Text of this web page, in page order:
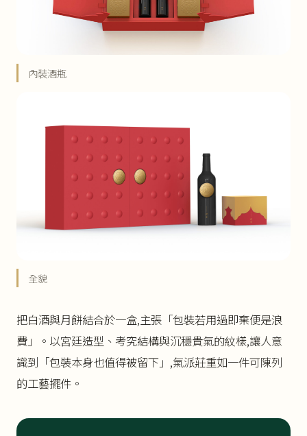
內裝酒瓶
全貌
把白酒與月餅結合於一盒,主張「包裝若用過即棄便是浪
費」。以宮廷造型、考究結構與沉穩貴氣的紋樣,讓人意
識到「包裝本身也值得被留下」,氣派莊重如一件可陳列
的工藝擺件。